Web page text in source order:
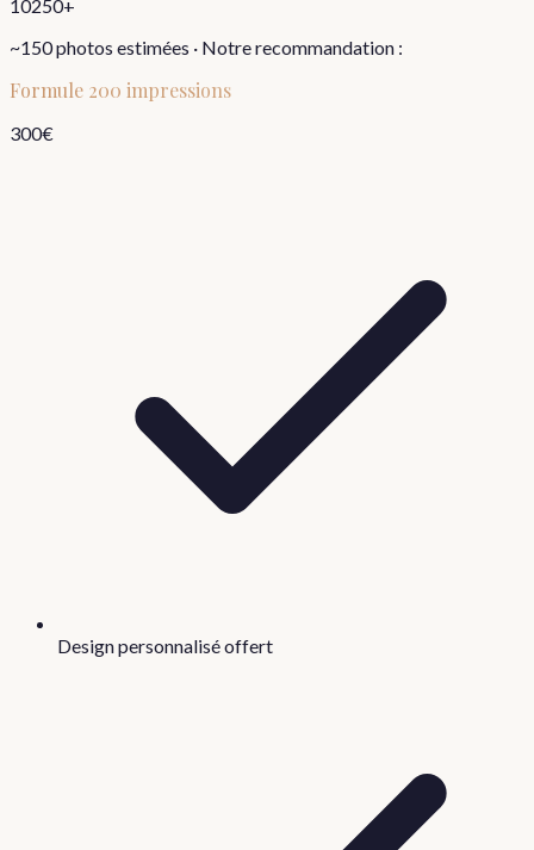
10250+
~150photos estimées · Notre recommandation :
Formule 200 impressions
300€
Design personnalisé offert